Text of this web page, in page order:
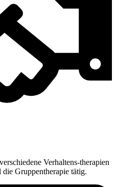
Verhaltens-therapien
Gruppentherapie tätig.